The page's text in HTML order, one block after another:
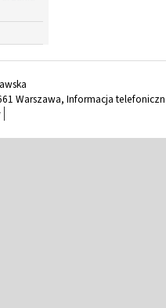
Warszawa, Informacja